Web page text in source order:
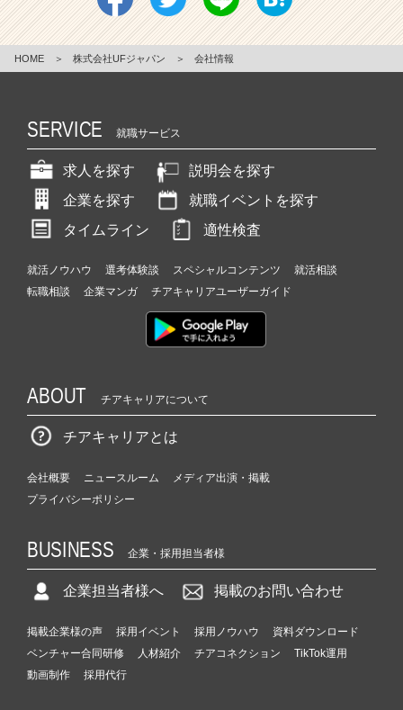
HOME ＞ 株式会社UFジャパン ＞ 会社情報
SERVICE 就職サービス
求人を探す
説明会を探す
企業を探す
就職イベントを探す
タイムライン
適性検査
就活ノウハウ 選考体験談 スペシャルコンテンツ
就活相談
転職相談
企業マンガ チアキャリアユーザーガイド
ABOUT チアキャリアについて
チアキャリアとは
会社概要 ニュースルーム
メディア出演・掲載
プライバシーポリシー
BUSINESS 企業・採用担当者様
企業担当者様へ 掲載のお問い合わせ
掲載企業様の声 採用イベント 採用ノウハウ
資料ダウンロード
ベンチャー合同研修
人材紹介 チアコネクション
TikTok運用
動画制作
採用代行